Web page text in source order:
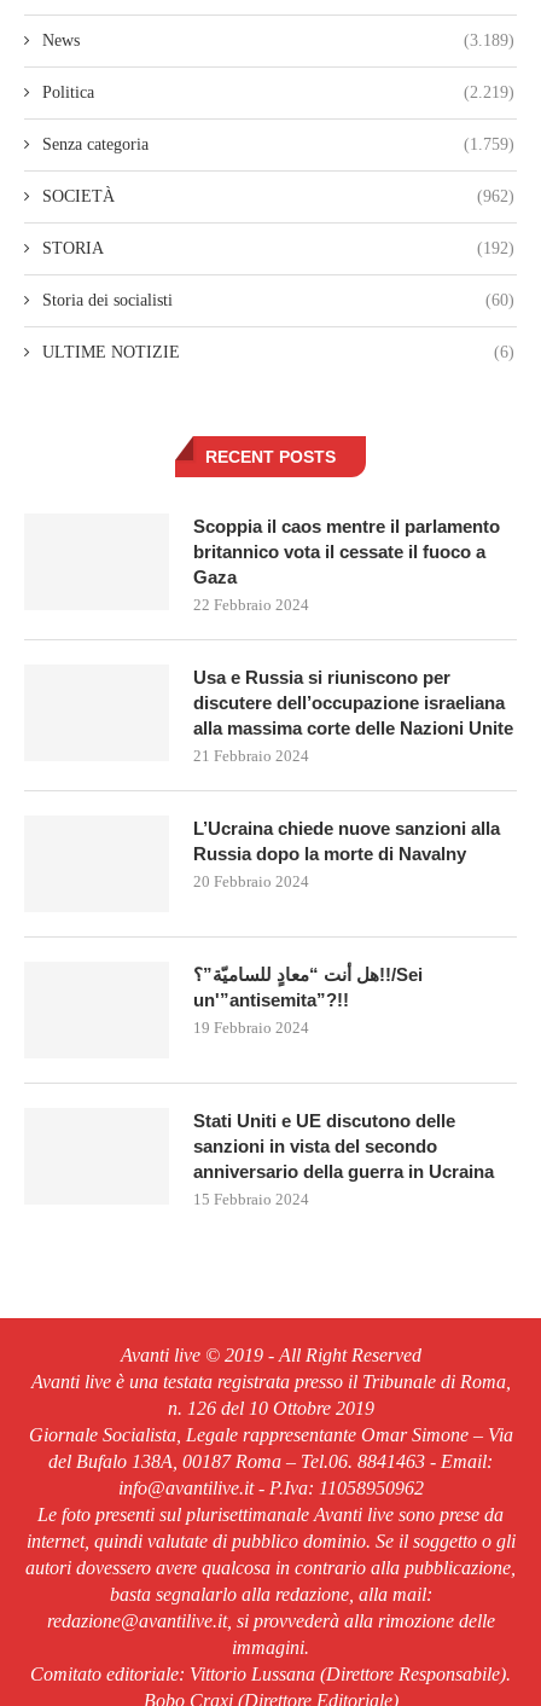
News (3.189)
Politica (2.219)
Senza categoria (1.759)
SOCIETÀ (962)
STORIA (192)
Storia dei socialisti (60)
ULTIME NOTIZIE (6)
RECENT POSTS
Scoppia il caos mentre il parlamento
britannico vota il cessate il fuoco a
Gaza
22 Febbraio 2024
Usa e Russia si riuniscono per
discutere dell’occupazione israeliana
alla massima corte delle Nazioni Unite
21 Febbraio 2024
L’Ucraina chiede nuove sanzioni alla
Russia dopo la morte di Navalny
20 Febbraio 2024
هل أنت “معادٍ للساميّة”؟!!/Sei
un'”antisemita”?!!
19 Febbraio 2024
Stati Uniti e UE discutono delle
sanzioni in vista del secondo
anniversario della guerra in Ucraina
15 Febbraio 2024
Avanti live © 2019 - All Right Reserved
Avanti live è una testata registrata presso il Tribunale di Roma,
n. 126 del 10 Ottobre 2019
Giornale Socialista, Legale rappresentante Omar Simone – Via
del Bufalo 138A, 00187 Roma – Tel.06. 8841463 - Email:
info@avantilive.it - P.Iva: 11058950962
Le foto presenti sul plurisettimanale Avanti live sono prese da
internet, quindi valutate di pubblico dominio. Se il soggetto o gli
autori dovessero avere qualcosa in contrario alla pubblicazione,
basta segnalarlo alla redazione, alla mail:
redazione@avantilive.it, si provvederà alla rimozione delle
immagini.
Comitato editoriale: Vittorio Lussana (Direttore Responsabile).
Bobo Craxi (Direttore Editoriale)